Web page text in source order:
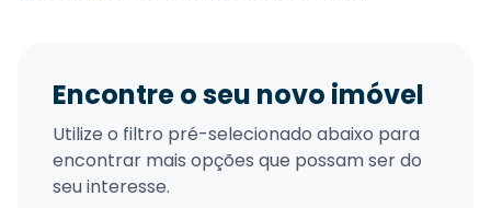
Encontre o seu novo imóvel
Utilize o filtro pré-selecionado abaixo para
encontrar mais opções que possam ser do
seu interesse.